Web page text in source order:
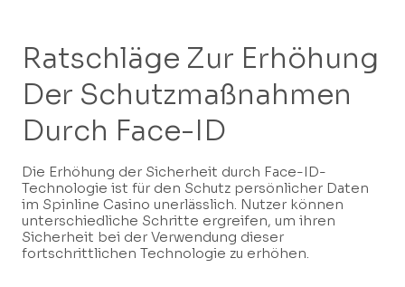
Ratschläge Zur Erhöhung
Der Schutzmaßnahmen
Durch Face-ID
Die Erhöhung der Sicherheit durch Face-ID-
Technologie ist für den Schutz persönlicher Daten
im Spinline Casino unerlässlich. Nutzer können
unterschiedliche Schritte ergreifen, um ihren
Sicherheit bei der Verwendung dieser
fortschrittlichen Technologie zu erhöhen.